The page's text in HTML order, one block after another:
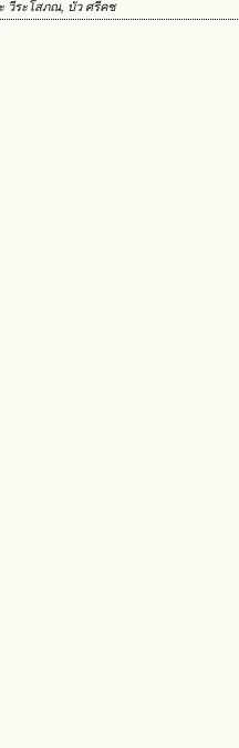
วีระโสภณ, บัว ศรีคช